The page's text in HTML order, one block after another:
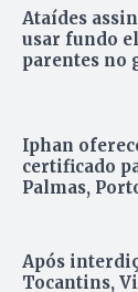
Ataídes
usar fundo
parentes no
Iphan
certificado
Palmas,
Após
Tocantins,